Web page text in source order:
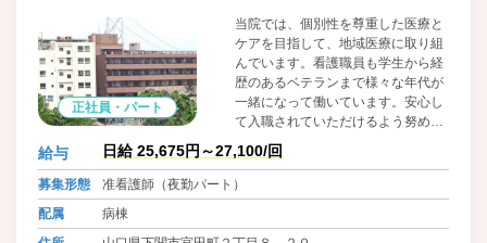
正社員・パート
当院では、個別性を尊重した医療と
ケアを目指して、地域医療に取り組
んでいます。看護職員も学生から経
歴のあるベテランまで様々な年代が
一緒になって働いています。安心し
て入職されていただけるよう努めて
まいります。
給与 日給 25,675円～27,100/回
募集形態
准看護師（夜勤パート）
配属
病棟